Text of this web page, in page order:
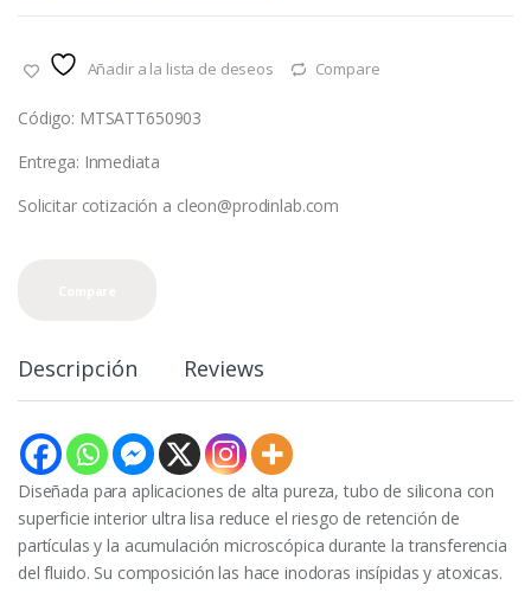
Añadir a la lista de deseos Compare
Código: MTSATT650903
Entrega: Inmediata
Solicitar cotización a cleon@prodinlab.com
Descripción Reviews
Diseñada para aplicaciones de alta pureza, tubo de silicona con
superficie interior ultra lisa reduce el riesgo de retención de
partículas y la acumulación microscópica durante la transferencia
del fluido. Su composición las hace inodoras insípidas y atoxicas.